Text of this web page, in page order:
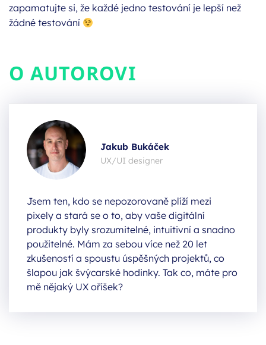
zapamatujte si, že každé jedno testování je lepší než
žádné testování
O AUTOROVI
Jakub Bukáček
UX/UI designer
Jsem ten, kdo se nepozorovaně plíží mezi
pixely a stará se o to, aby vaše digitální
produkty byly srozumitelné, intuitivní a snadno
použitelné. Mám za sebou více než 20 let
zkušeností a spoustu úspěšných projektů, co
šlapou jak švýcarské hodinky. Tak co, máte pro
mě nějaký UX oříšek?